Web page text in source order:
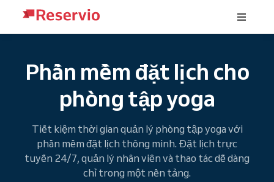
Phần mềm đặt lịch cho
phòng tập yoga
Tiết kiệm thời gian quản lý phòng tập yoga với
phần mềm đặt lịch thông minh. Đặt lịch trực
tuyến 24/7, quản lý nhân viên và thao tác dễ dàng
chỉ trong một nền tảng.